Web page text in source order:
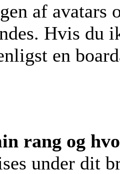
af avatars
Hvis du
en
rang og
under dit